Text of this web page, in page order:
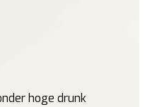
hoge drunk